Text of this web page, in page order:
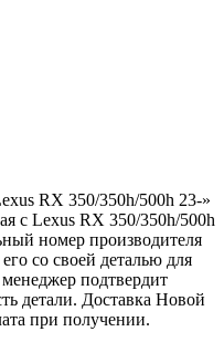
RX 350/350h/500h 23-»
с Lexus RX 350/350h/500h
номер производителя
со своей деталью для
подтвердит
детали. Доставка Новой
при получении.